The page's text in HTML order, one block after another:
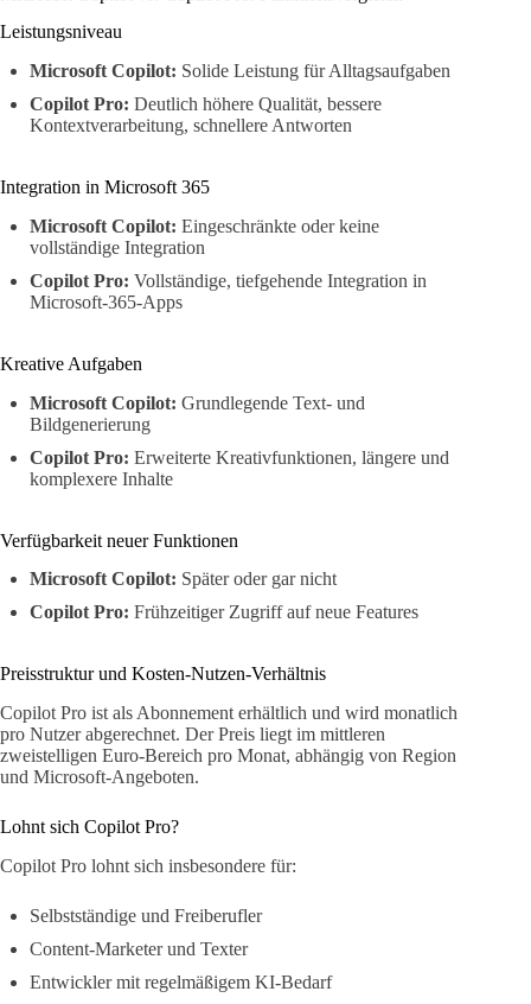
Leistungsniveau
Microsoft Copilot: Solide Leistung für Alltagsaufgaben
Copilot Pro: Deutlich höhere Qualität, bessere
Kontextverarbeitung, schnellere Antworten
Integration in Microsoft 365
Microsoft Copilot: Eingeschränkte oder keine
vollständige Integration
Copilot Pro: Vollständige, tiefgehende Integration in
Microsoft-365-Apps
Kreative Aufgaben
Microsoft Copilot: Grundlegende Text- und
Bildgenerierung
Copilot Pro: Erweiterte Kreativfunktionen, längere und
komplexere Inhalte
Verfügbarkeit neuer Funktionen
Microsoft Copilot: Später oder gar nicht
Copilot Pro: Frühzeitiger Zugriff auf neue Features
Preisstruktur und Kosten-Nutzen-Verhältnis
Copilot Pro ist als Abonnement erhältlich und wird monatlich
pro Nutzer abgerechnet. Der Preis liegt im mittleren
zweistelligen Euro-Bereich pro Monat, abhängig von Region
und Microsoft-Angeboten.
Lohnt sich Copilot Pro?
Copilot Pro lohnt sich insbesondere für:
Selbstständige und Freiberufler
Content-Marketer und Texter
Entwickler mit regelmäßigem KI-Bedarf